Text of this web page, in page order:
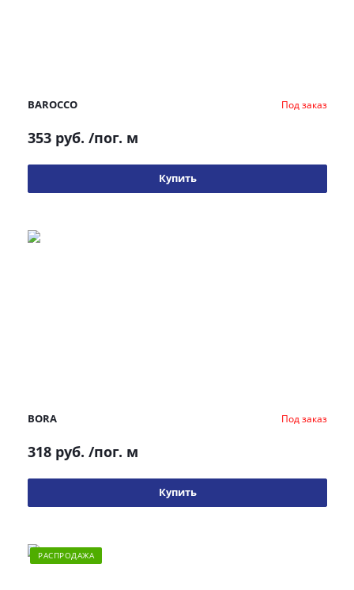
BAROCCO Под заказ
353 руб. /пог. м
Купить
BORA Под заказ
318 руб. /пог. м
Купить
РАСПРОДАЖА